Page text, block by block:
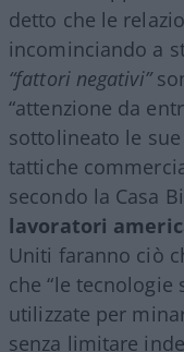
detto che le
incominciando a
“fattori negativi”
“attenzione da
sottolineato le
tattiche
secondo la Casa
lavoratori
Uniti faranno ciò
che “le tecnologie
utilizzate per
senza limitare